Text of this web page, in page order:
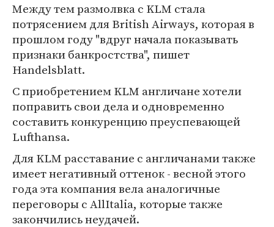
Между тем размолвка с KLM стала
потрясением для British Airways, которая в
прошлом году "вдруг начала показывать
признаки банкростства", пишет
Handelsblatt.
С приобретением KLM англичане хотели
поправить свои дела и одновременно
составить конкуренцию преуспевающей
Lufthansa.
Для KLM расставание с англичанами также
имеет негативный оттенок - весной этого
года эта компания вела аналогичные
переговоры с AllItalia, которые также
закончились неудачей.